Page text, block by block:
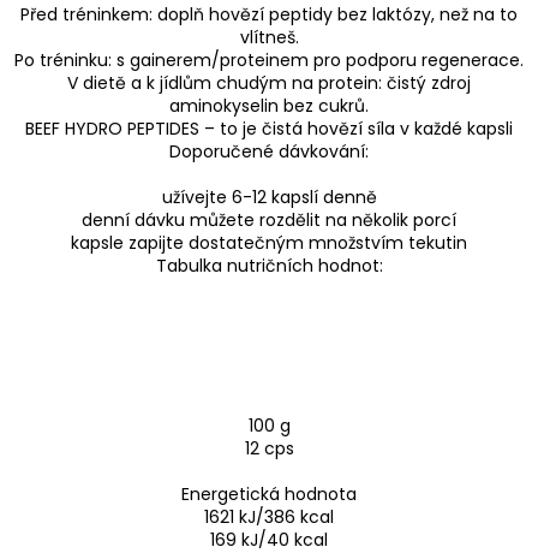
Před tréninkem: doplň hovězí peptidy bez laktózy, než na to
vlítneš.
Po tréninku: s gainerem/proteinem pro podporu regenerace.
V dietě a k jídlům chudým na protein: čistý zdroj
aminokyselin bez cukrů.
BEEF HYDRO PEPTIDES – to je čistá hovězí síla v každé kapsli
Doporučené dávkování:
užívejte 6-12 kapslí denně
denní dávku můžete rozdělit na několik porcí
kapsle zapijte dostatečným množstvím tekutin
Tabulka nutričních hodnot:
100 g
12 cps
Energetická hodnota
1621 kJ/386 kcal
169 kJ/40 kcal